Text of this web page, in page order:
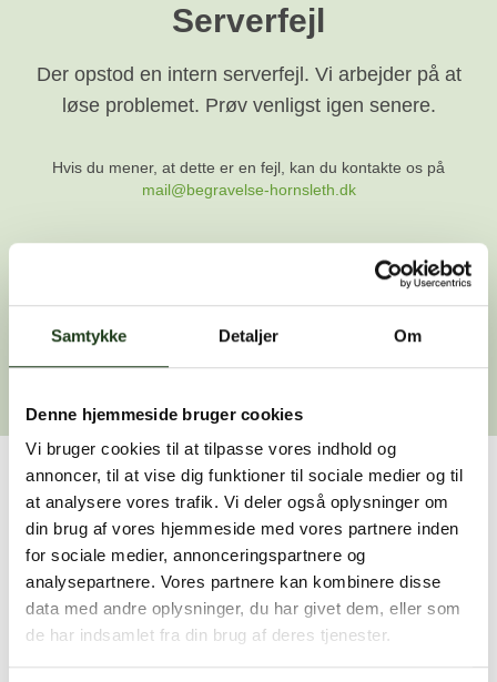
Samtykke Detaljer Om
Denne hjemmeside bruger cookies
Vi bruger cookies til at tilpasse vores indhold og
annoncer, til at vise dig funktioner til sociale medier og til
at analysere vores trafik. Vi deler også oplysninger om
din brug af vores hjemmeside med vores partnere inden
for sociale medier, annonceringspartnere og
analysepartnere. Vores partnere kan kombinere disse
data med andre oplysninger, du har givet dem, eller som
de har indsamlet fra din brug af deres tjenester.
Serverfejl
Der opstod en intern serverfejl. Vi arbejder på at
løse problemet. Prøv venligst igen senere.
Hvis du mener, at dette er en fejl, kan du kontakte os på
mail@begravelse-hornsleth.dk
Gå tilbage
Har du brug for hjælp?
Vi er her for at hjælpe dig. Du er velkommen til at kontakte
os, hvis du har spørgsmål eller brug for assistance.
59 45 10 14
Find nærmeste afdeling